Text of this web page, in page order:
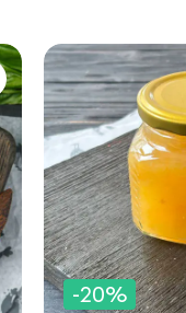
-20%